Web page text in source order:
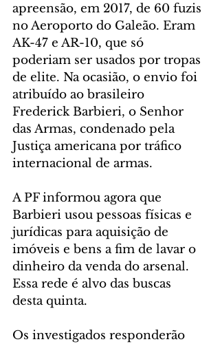
apreensão, em 2017, de 60 fuzis
no Aeroporto do Galeão. Eram
AK-47 e AR-10, que só
poderiam ser usados por tropas
de elite. Na ocasião, o envio foi
atribuído ao brasileiro
Frederick Barbieri, o Senhor
das Armas, condenado pela
Justiça americana por tráfico
internacional de armas.
A PF informou agora que
Barbieri usou pessoas físicas e
jurídicas para aquisição de
imóveis e bens a fim de lavar o
dinheiro da venda do arsenal.
Essa rede é alvo das buscas
desta quinta.
Os investigados responderão